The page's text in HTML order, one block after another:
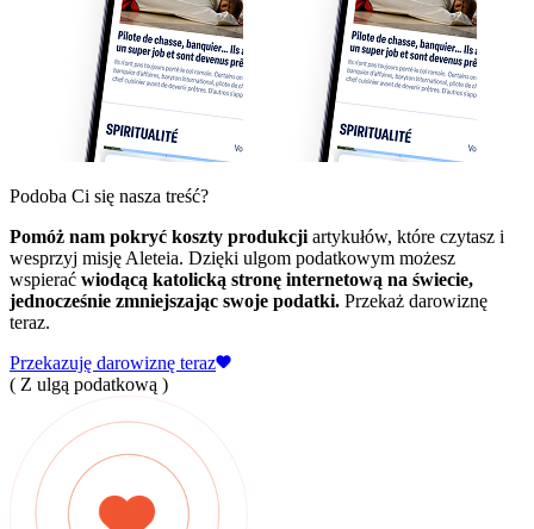
Podoba Ci się nasza treść?
Pomóż nam pokryć koszty produkcji artykułów, które czytasz i
wesprzyj misję Aleteia. Dzięki ulgom podatkowym możesz
wspierać wiodącą katolicką stronę internetową na świecie,
jednocześnie zmniejszając swoje podatki. Przekaż darowiznę
teraz.
Przekazuję darowiznę teraz
( Z ulgą podatkową )